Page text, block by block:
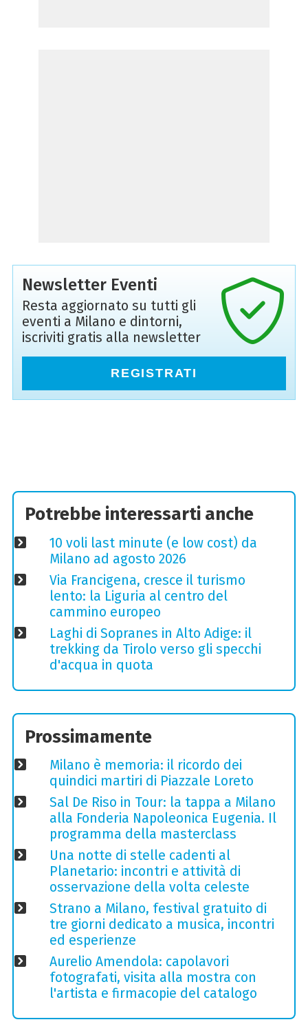
Newsletter Eventi
Resta aggiornato su tutti gli
eventi a Milano e dintorni,
iscriviti gratis alla newsletter
REGISTRATI
Potrebbe interessarti anche
10 voli last minute (e low cost) da
Milano ad agosto 2026
Via Francigena, cresce il turismo
lento: la Liguria al centro del
cammino europeo
Laghi di Sopranes in Alto Adige: il
trekking da Tirolo verso gli specchi
d'acqua in quota
Prossimamente
Milano è memoria: il ricordo dei
quindici martiri di Piazzale Loreto
Sal De Riso in Tour: la tappa a Milano
alla Fonderia Napoleonica Eugenia. Il
programma della masterclass
Una notte di stelle cadenti al
Planetario: incontri e attività di
osservazione della volta celeste
Strano a Milano, festival gratuito di
tre giorni dedicato a musica, incontri
ed esperienze
Aurelio Amendola: capolavori
fotografati, visita alla mostra con
l'artista e firmacopie del catalogo